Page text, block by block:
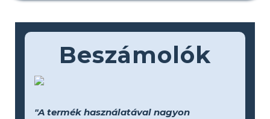
Beszámolók
"A termék használatával nagyon